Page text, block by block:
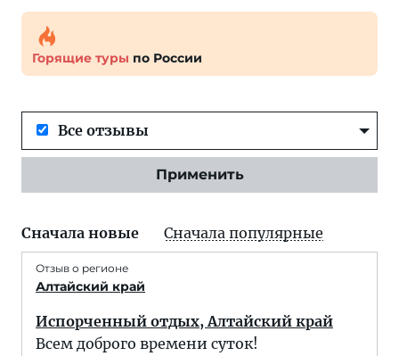
Горящие туры по России
Все отзывы
Применить
Сначала новые Сначала популярные
Отзыв о регионе
Алтайский край
Испорченный отдых, Алтайский край
Всем доброго времени суток!